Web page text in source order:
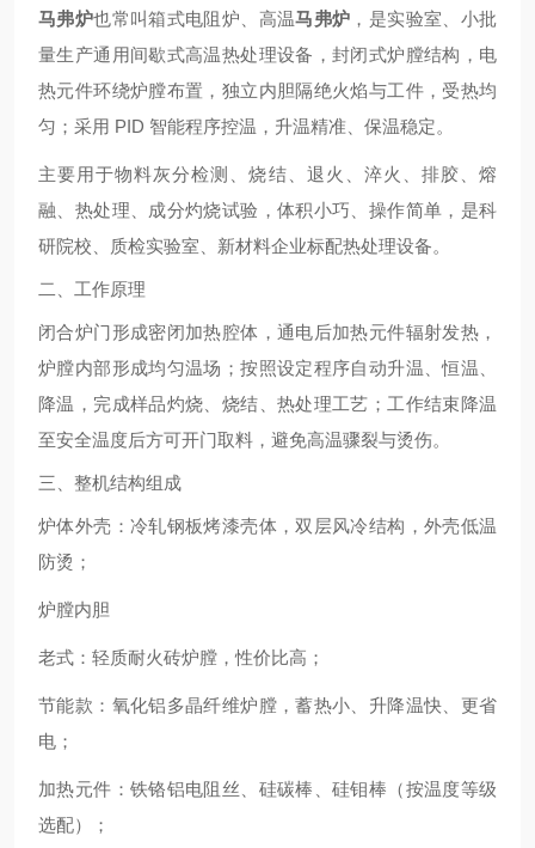
马弗炉也常叫箱式电阻炉、高温马弗炉 ，是实验室、小批
量生产通用间歇式高温热处理设备，封闭式炉膛结构，电
热元件环绕炉膛布置，独立内胆隔绝火焰与工件，受热均
匀；采用 PID 智能程序控温，升温精准、保温稳定。
主要用于物料灰分检测、烧结、退火、淬火、排胶、熔
融、热处理、成分灼烧试验，体积小巧、操作简单，是科
研院校、质检实验室、新材料企业标配热处理设备。
二、工作原理
闭合炉门形成密闭加热腔体，通电后加热元件辐射发热，
炉膛内部形成均匀温场；按照设定程序自动升温、恒温、
降温，完成样品灼烧、烧结、热处理工艺；工作结束降温
至安全温度后方可开门取料，避免高温骤裂与烫伤。
三、整机结构组成
炉体外壳 ：冷轧钢板烤漆壳体，双层风冷结构，外壳低温
防烫；
炉膛内胆
老式：轻质耐火砖炉膛，性价比高；
节能款：氧化铝多晶纤维炉膛，蓄热小、升降温快、更省
电；
加热元件 ：铁铬铝电阻丝、硅碳棒、硅钼棒（按温度等级
选配）；